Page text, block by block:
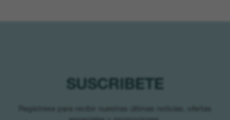
SUSCRIBETE